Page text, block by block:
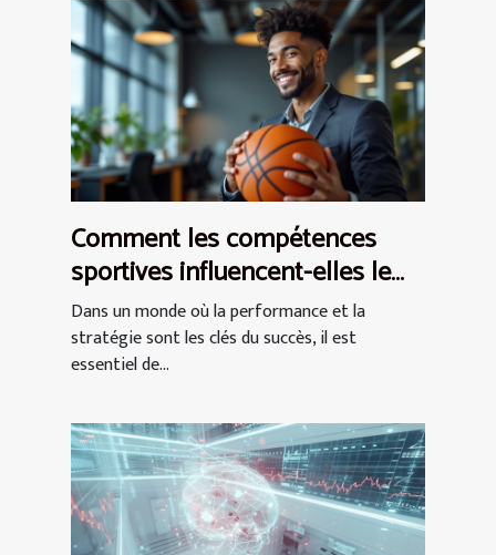
Comment les compétences
sportives influencent-elles le
monde des affaires ?
Dans un monde où la performance et la
stratégie sont les clés du succès, il est
essentiel de...